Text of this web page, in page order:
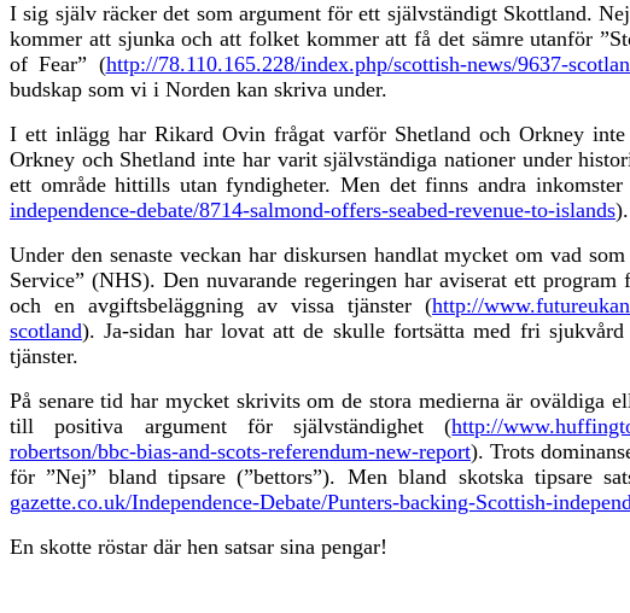
I sig själv räcker det som argument för ett självständigt Skottland.
kommer att sjunka och att folket kommer att få det sämre utanför
of Fear” (http://78.110.165.228/index.php/scottish-news/9637-
budskap som vi i Norden kan skriva under.
I ett inlägg har Rikard Ovin frågat varför Shetland och Orkney
Orkney och Shetland inte har varit självständiga nationer under
ett område hittills utan fyndigheter. Men det finns andra
independence-debate/8714-salmond-offers-seabed-revenue-to-islands).
Under den senaste veckan har diskursen handlat mycket om vad
Service” (NHS). Den nuvarande regeringen har aviserat ett
och en avgiftsbeläggning av vissa tjänster (http://
scotland). Ja-sidan har lovat att de skulle fortsättamed fri sjukvård
tjänster.
På senare tid har mycket skrivits om de stora medierna är oväldiga
till positiva argument för självständighet (http://
robertson/bbc-bias-and-scots-referendum-new-report). Trots
för ”Nej” bland tipsare (”bettors”). Men bland skotska tipsare
gazette.co.uk/Independence-Debate/Punters-backing-Scottish-
En skotte röstar där hen satsar sina pengar!